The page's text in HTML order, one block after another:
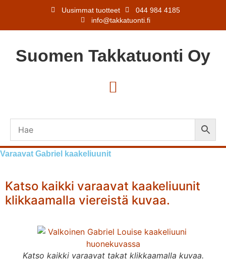
Uusimmat tuotteet
044 984 4185
info@takkatuonti.fi
Suomen Takkatuonti Oy
Varaavat Gabriel kaakeliuunit
Katso kaikki varaavat kaakeliuunit
klikkaamalla viereistä kuvaa.
Katso kaikki varaavat takat klikkaamalla kuvaa.